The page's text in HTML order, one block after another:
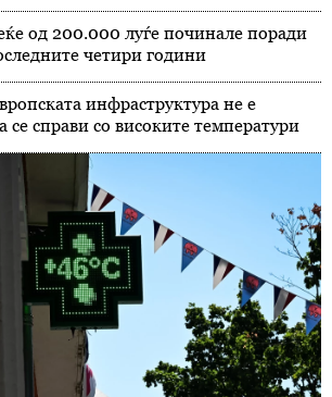
од 200.000 луѓе починале поради
четири години
инфраструктура не е
се справи со високите температури